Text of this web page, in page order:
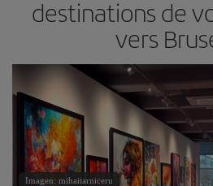
destinations de
vers
Imagen: mihaitarniceru